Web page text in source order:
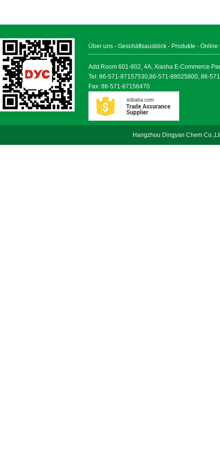
Über uns - Geschäftsausblick - Produkte - Online
Add:Room 601-602, 4A, Xiasha E-Commerce
Tel: 86-571-87157530,86-571-88025800, 86-
Fax: 86-571-87156470
Hangzhou Dingyan Chem